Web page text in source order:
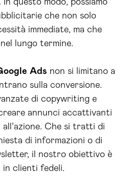
questo modo, possiamo
che non solo
immediate, ma che
lungo termine.
Ads non si limitano a
sulla conversione.
di copywriting e
annunci accattivanti
Che si tratti di
di informazioni o di
il nostro obiettivo è
clienti fedeli.